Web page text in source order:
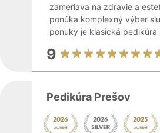
zameriava na zdravie a
ponúka komplexný výber
ponuky je klasická pedikúra
9
Pedikúra Prešov